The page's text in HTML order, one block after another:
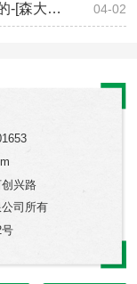
硅藻土厂家哪家好-挑选也是要靠技术的-[森大硅藻土] 04-02
兴路
司所有